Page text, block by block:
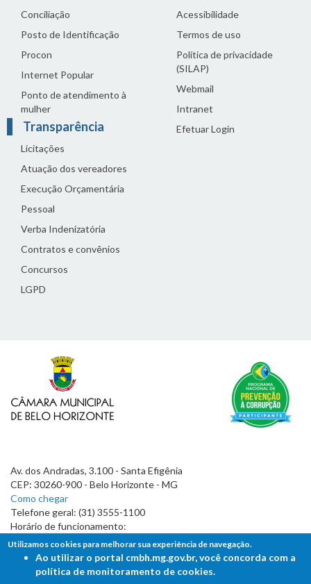
Conciliação
Posto de Identificação
Procon
Internet Popular
Ponto de atendimento à
mulher
Transparência
Licitações
Atuação dos vereadores
Execução Orçamentária
Pessoal
Verba Indenizatória
Contratos e convênios
Concursos
LGPD
Acessibilidade
Termos de uso
Política de privacidade
(SILAP)
Webmail
Intranet
Efetuar Login
Av. dos Andradas, 3.100 - Santa Efigênia
CEP: 30260-900 - Belo Horizonte - MG
Como chegar
Telefone geral: (31) 3555-1100
Horário de funcionamento:
7h às 19h
Utilizamos cookies para melhorar sua experiência de navegação.
Ao utilizar o portal cmbh.mg.gov.br, você concorda com a
política de monitoramento de cookies.